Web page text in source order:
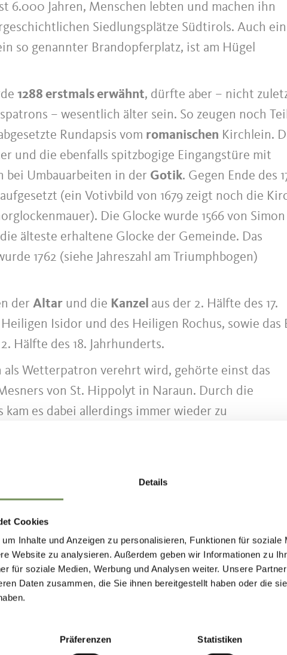
Details
Cookies
Inhalte und Anzeigen zu personalisieren, Funktionen für soziale
Website zu analysieren. Außerdem geben wir Informationen zu
für soziale Medien, Werbung und Analysen weiter. Unsere
Daten zusammen, die Sie ihnen bereitgestellt haben oder die
Präferenzen Statistiken
6.000 Jahren, Menschen lebten und machen ihn
Siedlungsplätze Südtirols. Auch ein
so genannter Brandopferplatz, ist am Hügel
1288 erstmals erwähnt, dürfte aber – nicht
– wesentlich älter sein. So zeugen noch
Rundapsis vom romanischen Kirchlein.
und die ebenfalls spitzbogige Eingangstüre mit
bei Umbauarbeiten in der Gotik. Gegen Ende des
(ein Votivbild von 1679 zeigt noch die
Die Glocke wurde 1566 von Simon
älteste erhaltene Glocke der Gemeinde. Das
1762 (siehe Jahreszahl am Triumphbogen)
der Altar und die Kanzel aus der 2. Hälfte des 17.
Isidor und des Heiligen Rochus, sowie das
Hälfte des 18. Jahrhunderts.
Wetterpatron verehrt wird, gehörte einst das
von St. Hippolyt in Naraun. Durch die
es dabei allerdings immer wieder zu
sind nicht weniger als sechs Todesfälle
Pfarre verzeichnet, wodurch das Kirchlein auch
Feiertagen (z.B. zum Patrozinium am 13.
ganzjährig einen wunderbaren Panoramablick.
Besinnungsweg zum Lichtreichen
Paul II. Den Pilger erwarten unterwegs
des Lichtreichen Rosenkranz und einem
Werke des Künstlers Robert Giovanazzi aus
und Vinzenz Dirler, gebürtig aus Prissian,